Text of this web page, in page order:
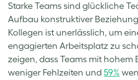
Starke Teams sind glückliche
Aufbau konstruktiver
Kollegen ist unerlässlich, um
engagierten Arbeitsplatz zu
zeigen, dass Teams mit hohem
weniger Fehlzeiten und 59%